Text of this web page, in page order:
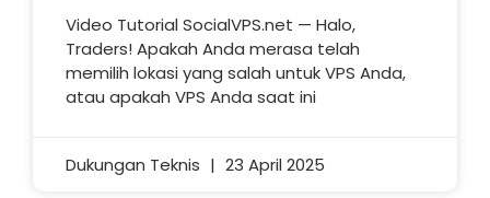
Video Tutorial SocialVPS.net — Halo,
Traders! Apakah Anda merasa telah
memilih lokasi yang salah untuk VPS Anda,
atau apakah VPS Anda saat ini
Dukungan Teknis 23 April 2025